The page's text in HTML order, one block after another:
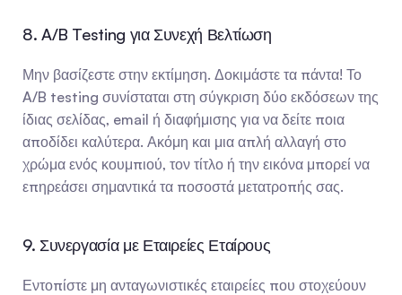
8. A/B Testing για Συνεχή Βελτίωση
Μην βασίζεστε στην εκτίμηση. Δοκιμάστε τα πάντα! Το
A/B testing συνίσταται στη σύγκριση δύο εκδόσεων της
ίδιας σελίδας, email ή διαφήμισης για να δείτε ποια
αποδίδει καλύτερα. Ακόμη και μια απλή αλλαγή στο
χρώμα ενός κουμπιού, τον τίτλο ή την εικόνα μπορεί να
επηρεάσει σημαντικά τα ποσοστά μετατροπής σας.
9. Συνεργασία με Εταιρείες Εταίρους
Εντοπίστε μη ανταγωνιστικές εταιρείες που στοχεύουν